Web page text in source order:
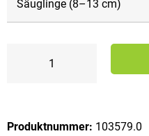
Produktnummer: 103579.0